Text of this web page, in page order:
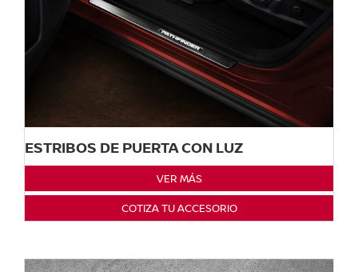
ESTRIBOS DE PUERTA CON LUZ
VER MÁS
COTIZA TU ACCESORIO